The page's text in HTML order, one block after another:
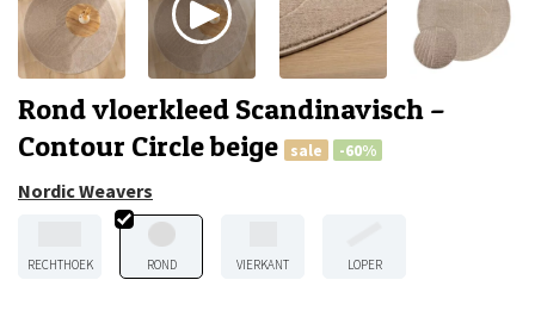
Rond vloerkleed Scandinavisch –
Contour Circle beige
sale -60%
Nordic Weavers
RECHTHOEK ROND VIERKANT LOPER